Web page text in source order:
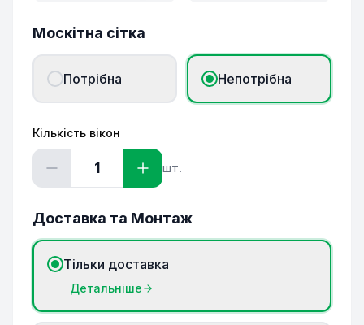
Москітна сітка
Потрібна Непотрібна
Кількість вікон
1 шт.
Доставка та Монтаж
Тільки доставка
Детальніше